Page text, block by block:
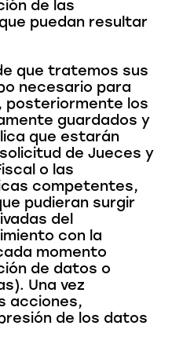
de las
puedan resultar
que tratemos sus
necesario para
posteriormente los
guardados y
que estarán
de Jueces y
o las
competentes,
pudieran surgir
del
con la
momento
de datos o
Una vez
acciones,
de los datos